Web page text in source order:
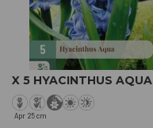
X 5 HYACINTHUS AQUA
Apr 25 cm